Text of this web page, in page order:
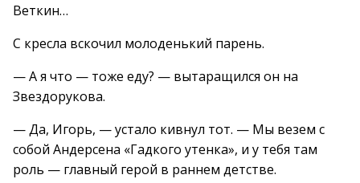
Веткин…
С кресла вскочил молоденький парень.
— А я что — тоже еду? — вытаращился он на
Звездорукова.
— Да, Игорь, — устало кивнул тот. — Мы везем с
собой Андерсена «Гадкого утенка», и у тебя там
роль — главный герой в раннем детстве.